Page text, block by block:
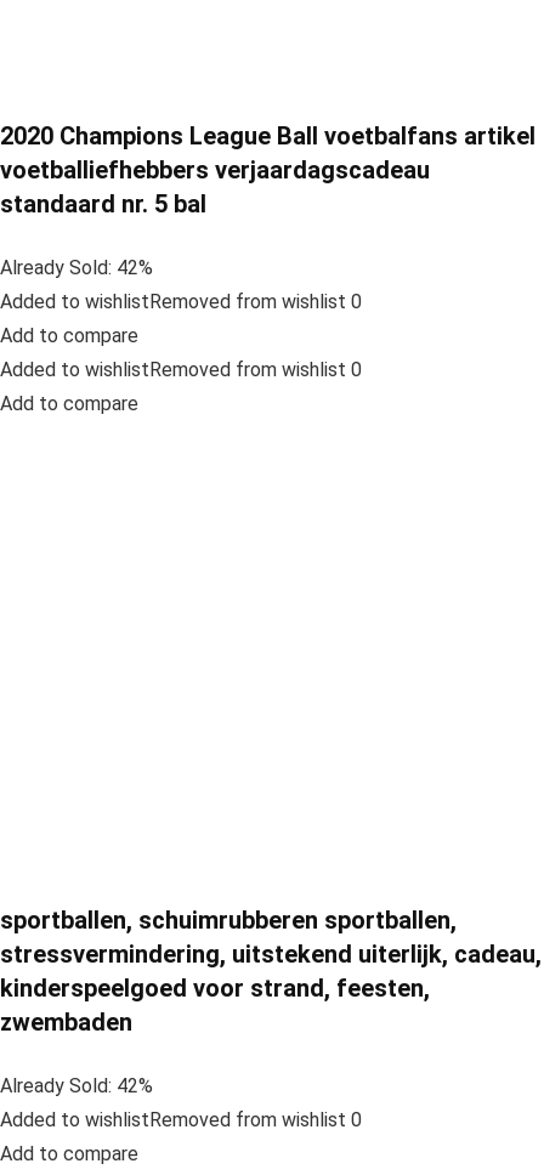
2020 Champions League Ball voetbalfans artikel
voetballiefhebbers verjaardagscadeau
standaard nr. 5 bal
Already Sold: 42%
Added to wishlistRemoved from wishlist 0
Add to compare
Added to wishlistRemoved from wishlist 0
Add to compare
sportballen, schuimrubberen sportballen,
stressvermindering, uitstekend uiterlijk, cadeau,
kinderspeelgoed voor strand, feesten,
zwembaden
Already Sold: 42%
Added to wishlistRemoved from wishlist 0
Add to compare